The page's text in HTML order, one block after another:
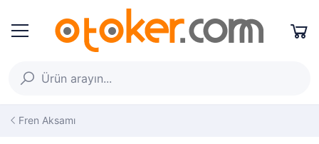
Fren Aksamı